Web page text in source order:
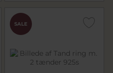
SALE